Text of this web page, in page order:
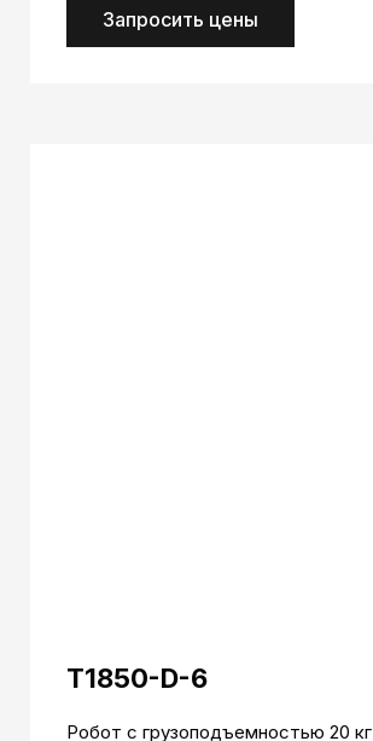
Запросить цены
T1850-D-6
Робот с грузоподъемностью 20 кг